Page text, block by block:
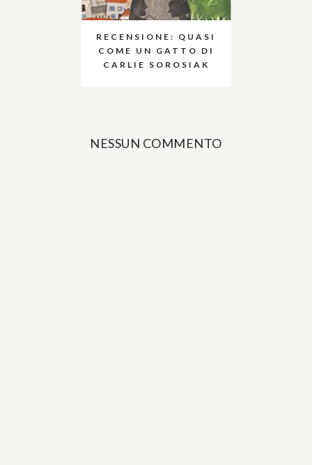
RECENSIONE: QUASI
COME UN GATTO DI
CARLIE SOROSIAK
NESSUN COMMENTO